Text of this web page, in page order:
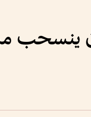
ينسحب